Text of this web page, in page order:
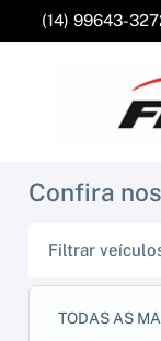
(14) 99643-
Confira
Filtrar
TODAS AS